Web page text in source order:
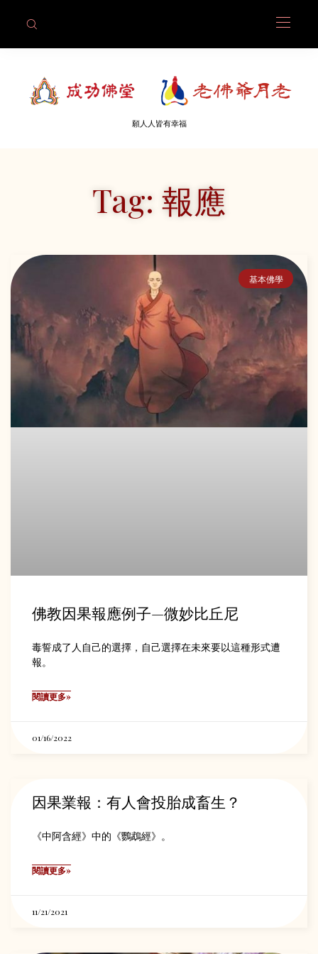
願人人皆有幸福
Tag: 報應
基本佛學
佛教因果報應例子—微妙比丘尼
毒誓成了人自己的選擇，自己選擇在未來要以這種形式遭
報。
閱讀更多»
01/16/2022
因果業報：有人會投胎成畜生？
《中阿含經》中的《鸚鵡經》。
閱讀更多»
11/21/2021